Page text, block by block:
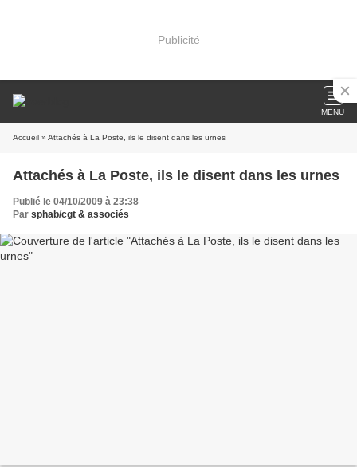
Publicité
MENU
Accueil » Attachés à La Poste, ils le disent dans les urnes
Attachés à La Poste, ils le disent dans les urnes
Publié le 04/10/2009 à 23:38
Par sphab/cgt & associés